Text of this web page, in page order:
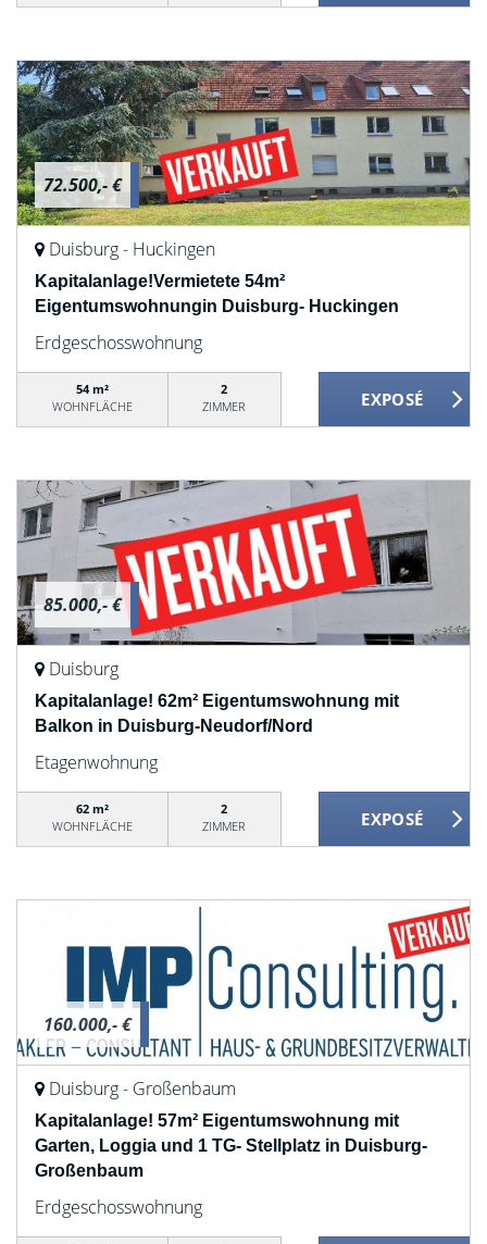
72.500,- €
Duisburg - Huckingen
Kapitalanlage!Vermietete 54m²
Eigentumswohnungin Duisburg- Huckingen
Erdgeschosswohnung
54 m²
WOHNFLÄCHE
2
ZIMMER
85.000,- €
Duisburg
Kapitalanlage! 62m² Eigentumswohnung mit
Balkon in Duisburg-Neudorf/Nord
Etagenwohnung
62 m²
WOHNFLÄCHE
2
ZIMMER
160.000,- €
Duisburg - Großenbaum
Kapitalanlage! 57m² Eigentumswohnung mit
Garten, Loggia und 1 TG- Stellplatz in Duisburg-
Großenbaum
Erdgeschosswohnung